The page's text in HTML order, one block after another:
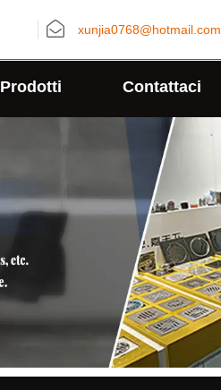
xunjia0768@hotmail.com
Prodotti Contattaci